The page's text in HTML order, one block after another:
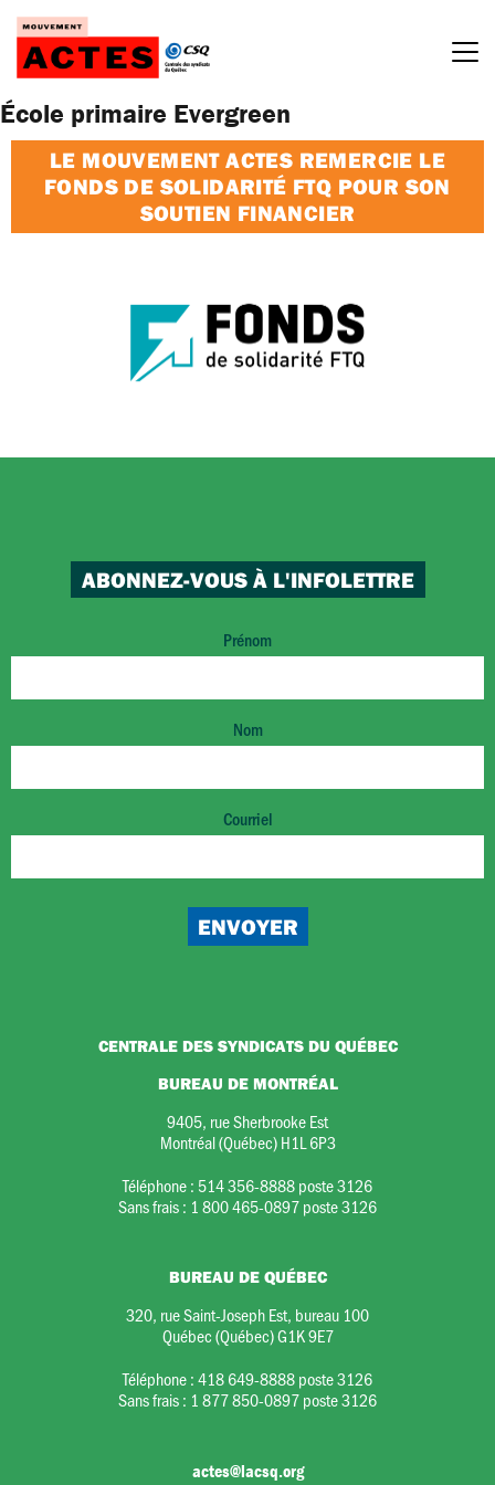
Passer
contenu
École primaire Evergreen
LE MOUVEMENT ACTES REMERCIE LE
FONDS DE SOLIDARITÉ FTQ POUR SON
SOUTIEN FINANCIER
ABONNEZ-VOUS À L'INFOLETTRE
Prénom
Nom
Courriel
CENTRALE DES SYNDICATS DU QUÉBEC
BUREAU DE MONTRÉAL
9405, rue Sherbrooke Est
Montréal (Québec) H1L 6P3
Téléphone : 514 356-8888 poste 3126
Sans frais : 1 800 465-0897 poste 3126
BUREAU DE QUÉBEC
320, rue Saint-Joseph Est, bureau 100
Québec (Québec) G1K 9E7
Téléphone :418 649-8888 poste 3126
Sans frais : 1 877 850-0897 poste 3126
actes@lacsq.org